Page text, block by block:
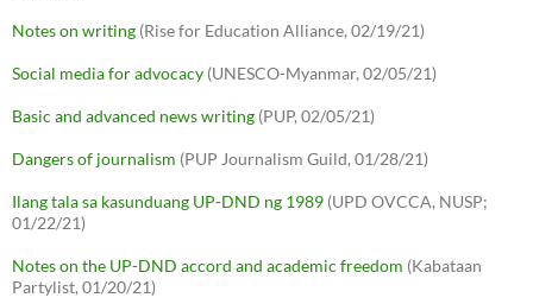
Notes on writing (Rise for Education Alliance, 02/19/21)
Social media for advocacy (UNESCO-Myanmar, 02/05/21)
Basic and advanced news writing (PUP, 02/05/21)
Dangers of journalism (PUP Journalism Guild, 01/28/21)
Ilang tala sa kasunduang UP-DND ng 1989 (UPD OVCCA, NUSP;
01/22/21)
Notes on the UP-DND accord and academic freedom (Kabataan
Partylist, 01/20/21)